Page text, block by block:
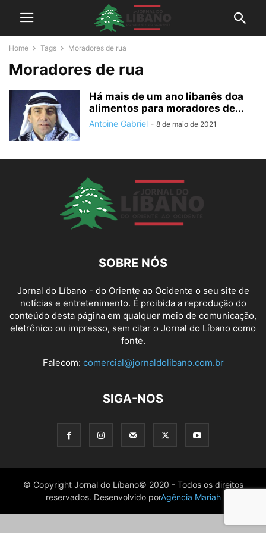
Home Tags Moradores de rua
Moradores de rua
Há mais de um ano libanês doa
alimentos para moradores de...
Antoine Gabriel - 8 de maio de 2021
SOBRE NÓS
Jornal do Líbano - do Oriente ao Ocidente o seu site de
notícias e entretenimento. É proibida a reprodução do
conteúdo desta página em qualquer meio de comunicação,
eletrônico ou impresso, sem citar o Jornal do Líbano como
fonte.
Falecom: comercial@jornaldolibano.com.br
SIGA-NOS
© Copyright Jornal do Líbano© 2020 - Todos os direitos
reservados. Desenvolvido porAgência Mariah